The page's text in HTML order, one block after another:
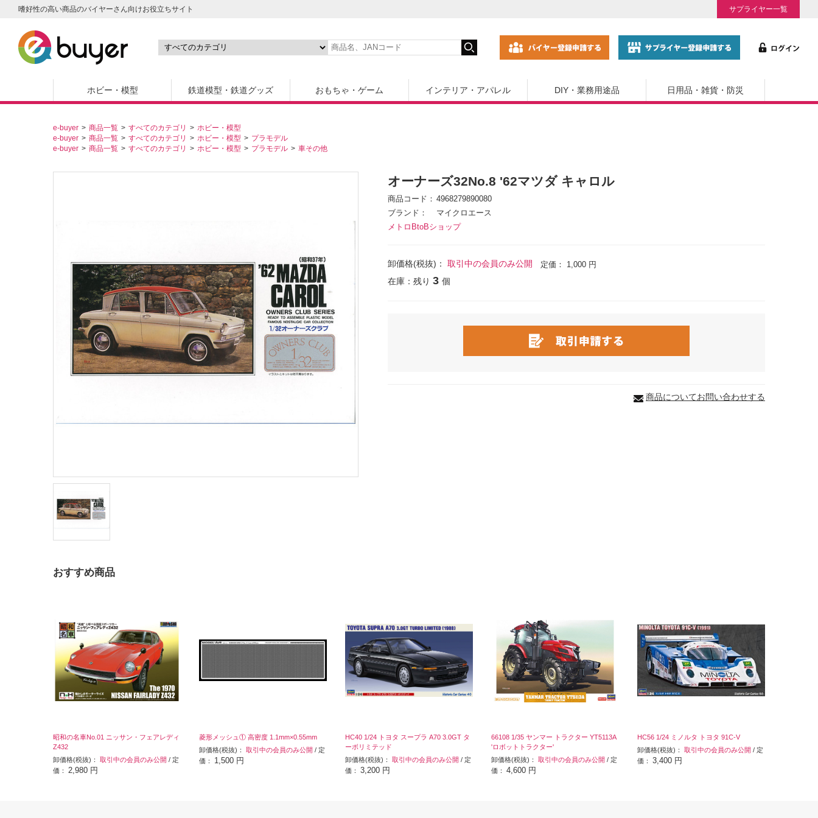
嗜好性の高い商品のバイヤーさん向けお役立ちサイト サプライヤー一覧
ホビー・模型 鉄道模型・鉄道グッズ おもちゃ・ゲーム インテリア・アパレル DIY・業務用途品 日用品・雑貨・防災
e-buyer 商品一覧 すべてのカテゴリ
ホビー・模型
e-buyer
商品一覧 すべてのカテゴリ ホビー・模型
プラモデル
e-buyer
商品一覧 すべてのカテゴリ ホビー・模型 プラモデル 車その他
オーナーズ32No.8 '62マツダ キャロル
商品コード
4968279890080
ブランド
マイクロエース
メトロBtoBショップ
卸価格(税抜)： 取引中の会員のみ公開 定価： 1,000 円
在庫：残り 3 個
商品についてお問い合わせする
おすすめ商品
昭和の名車No.01 ニッサン・フェアレディ
Z432
卸価格(税抜)： 取引中の会員のみ公開 / 定
価： 2,980 円
菱形メッシュ① 高密度 1.1mm×0.55mm
卸価格(税抜)： 取引中の会員のみ公開 / 定
価： 1,500 円
HC40 1/24 トヨタ スープラ A70 3.0GT タ
ーボリミテッド
卸価格(税抜)： 取引中の会員のみ公開 / 定
価： 3,200 円
66108 1/35 ヤンマー トラクター YT5113A
'ロボットトラクター'
卸価格(税抜)： 取引中の会員のみ公開 / 定
価： 4,600 円
HC56 1/24 ミノルタ トヨタ 91C-V
卸価格(税抜)： 取引中の会員のみ公開 / 定
価： 3,400 円